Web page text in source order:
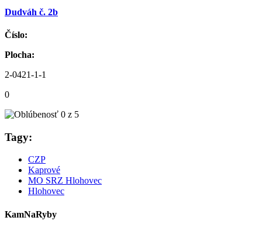
Dudváh č. 2b
Číslo:
Plocha:
2-0421-1-1
0
Tagy:
CZP
Kaprové
MO SRZ Hlohovec
Hlohovec
KamNaRyby